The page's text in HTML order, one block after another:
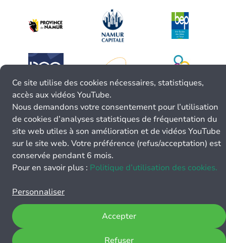
Ce site utilise des cookies nécessaires, statistiques,
accès aux vidéos YouTube.
Nous demandons votre consentement pour l’utilisation
de cookies d’analyses statistiques de fréquentation du
site web utiles à son amélioration et de vidéos YouTube
sur le site web. Votre préférence (refus/acceptation) est
conservée pendant 6 mois.
Pour en savoir plus : Politique d’utilisation des cookies.
Personnaliser
Refuser
Accepter